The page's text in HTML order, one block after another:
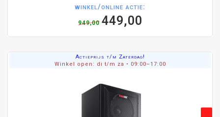
winkel/online actie:
949,00 449,00
Actieprijs t/m Zaterdag!
Winkel open: di t/m za • 09:00–17:00